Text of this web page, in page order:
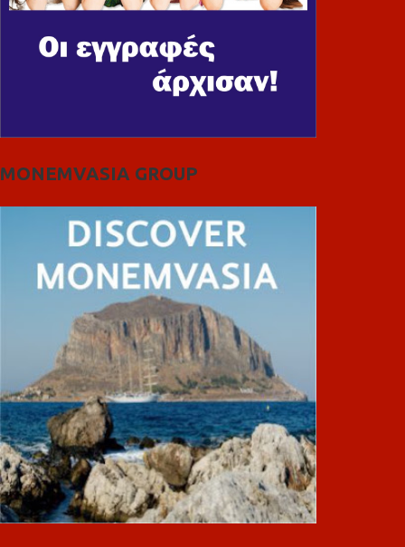
MONEMVASIA GROUP